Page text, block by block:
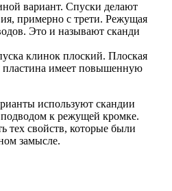
вариант. Спуски делают
примерно с трети. Режущая
Это и называют сканди
клинок плоский. Плоская
пластина имеет повышенную
используют скандии
к режущей кромке.
тех свойств, которые были
замысле.